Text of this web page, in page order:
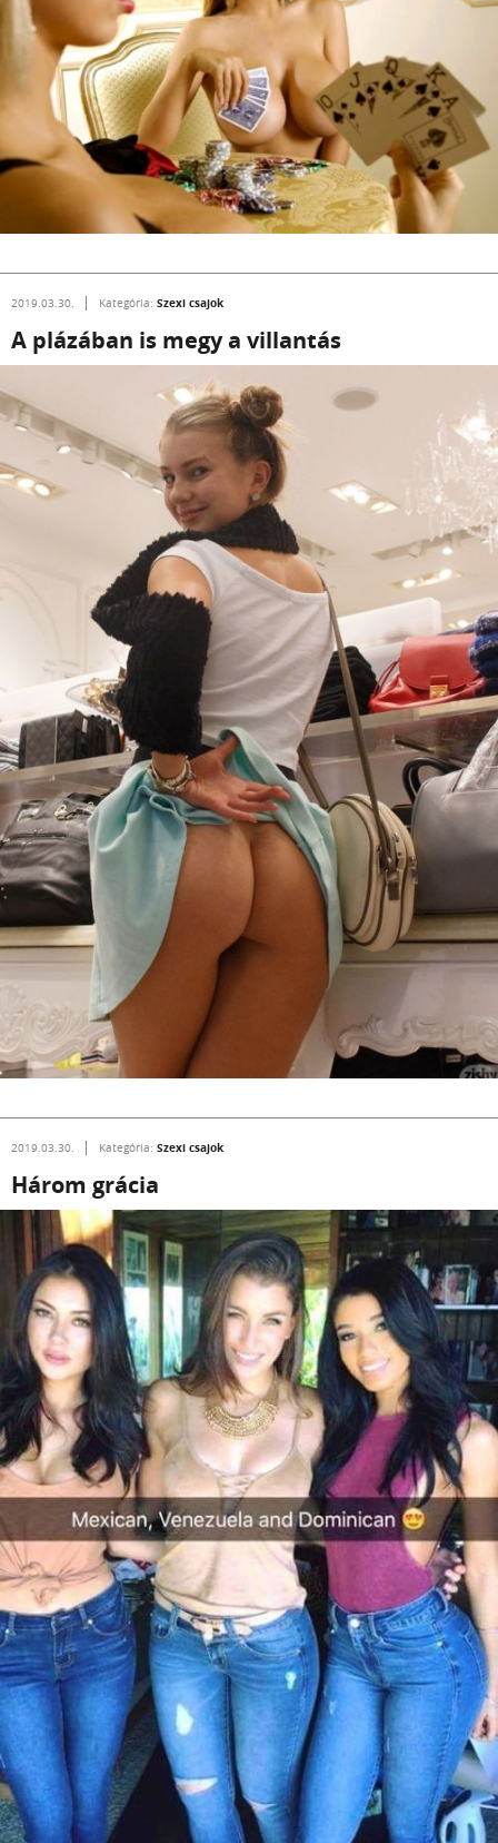
2019.03.30. Kategória: Szexi csajok
A plázában is megy a villantás
2019.03.30. Kategória: Szexi csajok
Három grácia